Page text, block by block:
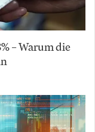
– Warum die